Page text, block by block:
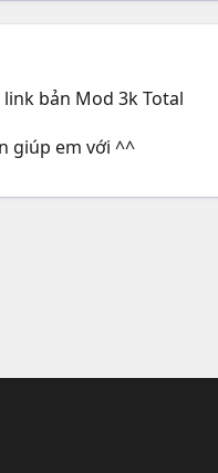
bản Mod 3k Total
giúp em với ^^